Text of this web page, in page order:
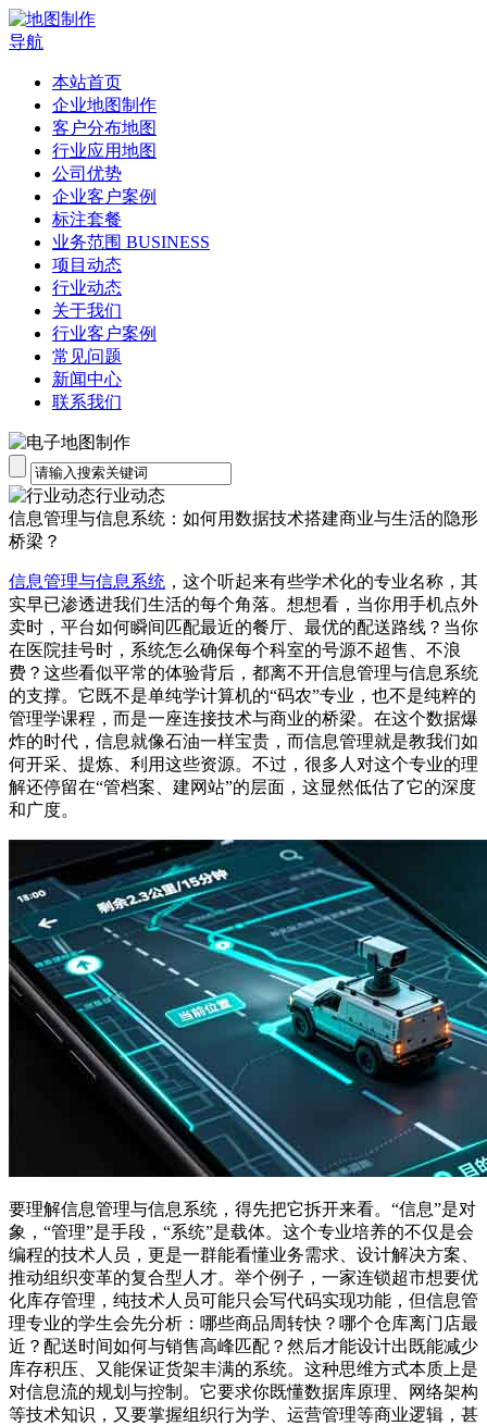
导航
本站首页
企业地图制作
客户分布地图
行业应用地图
公司优势
企业客户案例
标注套餐
业务范围 BUSINESS
项目动态
行业动态
关于我们
行业客户案例
常见问题
新闻中心
联系我们
行业动态
信息管理与信息系统：如何用数据技术搭建商业与生活的隐形
桥梁？
信息管理与信息系统 ，这个听起来有些学术化的专业名称，其
实早已渗透进我们生活的每个角落。想想看，当你用手机点外
卖时，平台如何瞬间匹配最近的餐厅、最优的配送路线？当你
在医院挂号时，系统怎么确保每个科室的号源不超售、不浪
费？这些看似平常的体验背后，都离不开信息管理与信息系统
的支撑。它既不是单纯学计算机的“码农”专业，也不是纯粹的
管理学课程，而是一座连接技术与商业的桥梁。在这个数据爆
炸的时代，信息就像石油一样宝贵，而信息管理就是教我们如
何开采、提炼、利用这些资源。不过，很多人对这个专业的理
解还停留在“管档案、建网站”的层面，这显然低估了它的深度
和广度。
要理解信息管理与信息系统，得先把它拆开来看。“信息”是对
象，“管理”是手段，“系统”是载体。这个专业培养的不仅是会
编程的技术人员，更是一群能看懂业务需求、设计解决方案、
推动组织变革的复合型人才。举个例子，一家连锁超市想要优
化库存管理，纯技术人员可能只会写代码实现功能，但信息管
理专业的学生会先分析：哪些商品周转快？哪个仓库离门店最
近？配送时间如何与销售高峰匹配？然后才能设计出既能减少
库存积压、又能保证货架丰满的系统。这种思维方式本质上是
对信息流的规划与控制。它要求你既懂数据库原理、网络架构
等技术知识，又要掌握组织行为学、运营管理等商业逻辑，甚